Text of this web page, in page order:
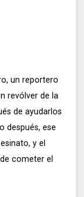
un reportero
revólver de la
de ayudarlos
después, ese
y el
cometer el